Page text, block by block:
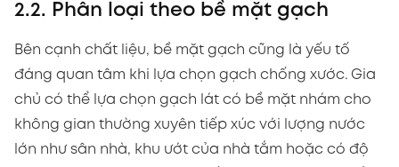
2.2. Phân loại theo bề mặt gạch
Bên cạnh chất liệu, bề mặt gạch cũng là yếu tố
đáng quan tâm khi lựa chọn gạch chống xước. Gia
chủ có thể lựa chọn gạch lát có bề mặt nhám cho
không gian thường xuyên tiếp xúc với lượng nước
lớn như sân nhà, khu ướt của nhà tắm hoặc có độ